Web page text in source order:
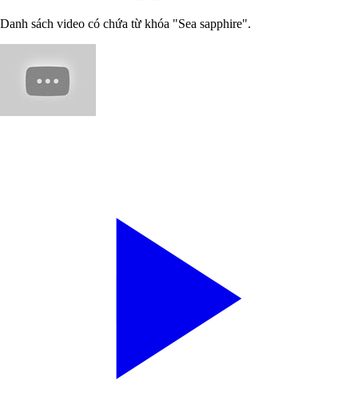
Danh sách video có chứa từ khóa "Sea sapphire".